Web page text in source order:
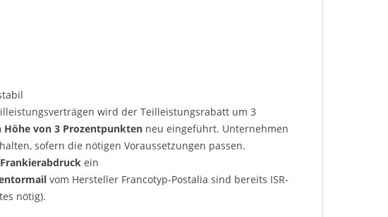
wird der Teilleistungsrabatt um 3
von 3 Prozentpunkten neu eingeführt. Unternehmen
sofern die nötigen Voraussetzungen passen.
ein
vom Hersteller Francotyp-Postalia sind bereits ISR-
nötig).